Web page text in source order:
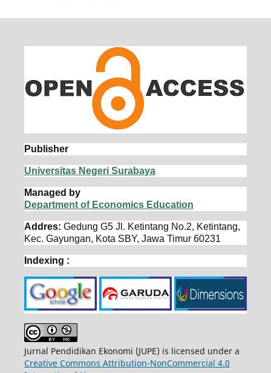
Publisher
Universitas Negeri Surabaya
Managed by
Department of Economics Education
Addres: Gedung G5 Jl. Ketintang No.2, Ketintang,
Kec. Gayungan, Kota SBY, Jawa Timur 60231
Indexing :
Jurnal Pendidikan Ekonomi (JUPE) is licensed under a
Creative Commons Attribution-NonCommercial 4.0